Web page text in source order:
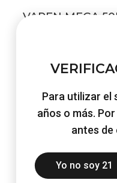
Para utilizar el
años o más.
antes de
Yo no soy 21
VAPEN MEGA
was:
€48.60.
is:
Comprar ahora